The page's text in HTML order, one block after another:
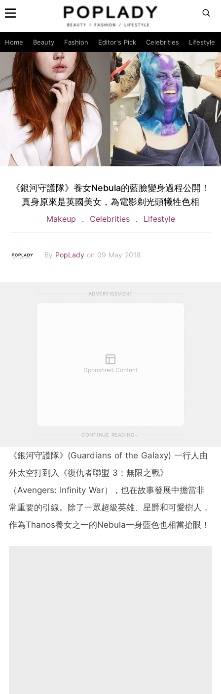
Home Beauty Fashion Editor's Pick Celebrities Lifestyle
《銀河守護隊》養女Nebula的藍臉變身過程公開！
真身原來是英國美女，為電影剃光頭犧牲色相
Makeup Celebrities Lifestyle
By PopLady on 09 May 2018
ADVERTISEMENT
Sponsored Content
CONTINUE READING
《銀河守護隊》(Guardians of the Galaxy) 一行人由
外太空打到入《復仇者聯盟 3：無限之戰》
（Avengers: Infinity War），也在故事發展中擔當非
常重要的引線。除了一眾超級英雄、星爵和可愛樹人，
作為Thanos養女之一的Nebula一身藍色也相當搶眼！